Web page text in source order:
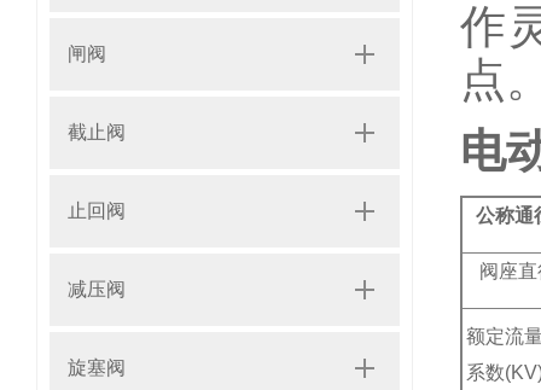
闸阀
截止阀
止回阀
减压阀
旋塞阀
作
点
电
公称通
阀座
额定流
系数